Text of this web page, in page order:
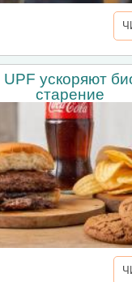
ускоряют
старение